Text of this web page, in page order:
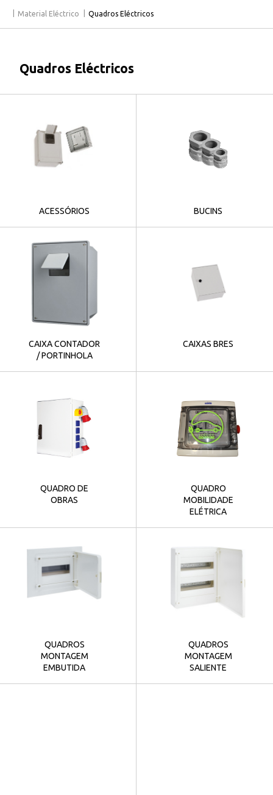
Material Eléctrico Quadros Eléctricos
Quadros Eléctricos
ACESSÓRIOS BUCINS
CAIXA CONTADOR
/ PORTINHOLA
CAIXAS BRES
QUADRO DE
OBRAS
QUADRO
MOBILIDADE
ELÉTRICA
QUADROS
MONTAGEM
EMBUTIDA
QUADROS
MONTAGEM
SALIENTE